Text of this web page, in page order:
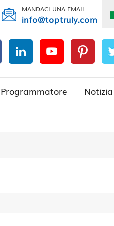
MANDACI UNA EMAIL
info@toptruly.com
Notizia